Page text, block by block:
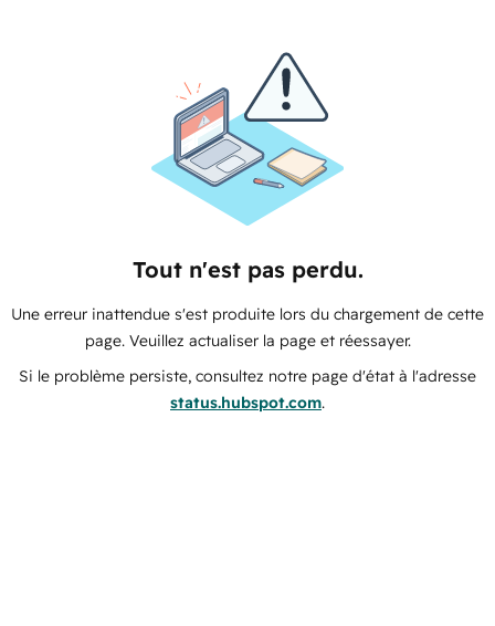
Tout n'est pas perdu.
Une erreur inattendue s'est produite lors du chargement de cette
page. Veuillez actualiser la page et réessayer.
Si le problème persiste, consultez notre page d'état à l'adresse
status.hubspot.com.